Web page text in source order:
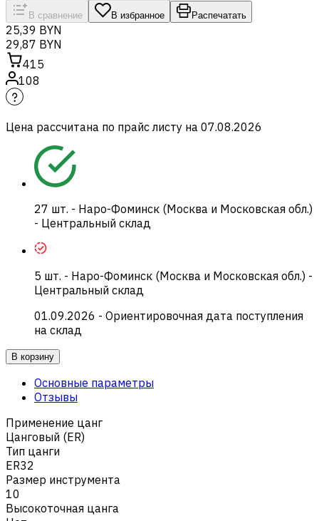
В сравнение В избранное Распечатать
25,39 BYN
29,87 BYN
415
108
Цена рассчитана по прайс листу на 07.08.2026
27 шт. - Наро-Фоминск (Москва и Московская обл.)
- Центральный склад
5 шт. - Наро-Фоминск (Москва и Московская обл.) -
Центральный склад
01.09.2026 - Ориентировочная дата поступления
на склад
В корзину
Основные параметры
Отзывы
Применение цанг
Цанговый (ER)
Тип цанги
ER32
Размер инструмента
10
Высокоточная цанга